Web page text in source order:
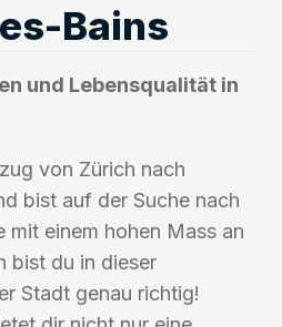
Bains
und Lebensqualität in
von Zürich nach
bist auf der Suche nach
mit einem hohen Mass an
bist du in dieser
Stadt genau richtig!